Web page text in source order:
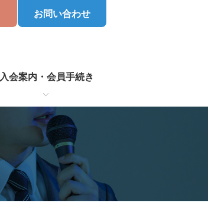
お問い合わせ
入会案内・会員手続き